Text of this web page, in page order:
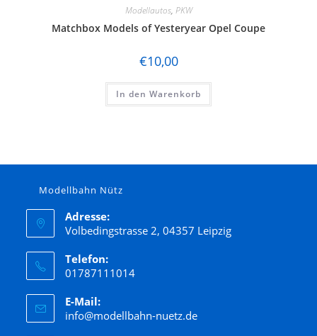
Modellautos, PKW
Matchbox Models of Yesteryear Opel Coupe
€10,00
In den Warenkorb
Modellbahn Nütz
Adresse:
Volbedingstrasse 2, 04357 Leipzig
Telefon:
01787111014
E-Mail:
info@modellbahn-nuetz.de